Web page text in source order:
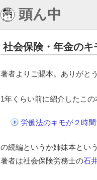
頭ん中
社会保険・年金の
著者よりご賜本。ありがと
1年くらい前に紹介したこの
労働法のキモが２時
の続編というか姉妹本とい
著者は社会保険労務士の石